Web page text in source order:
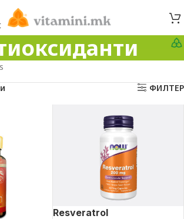
ФИЛТЕР
Resveratrol